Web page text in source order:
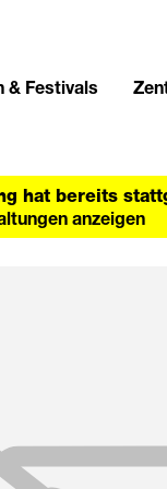
& Festivals
hat bereits
anzeigen